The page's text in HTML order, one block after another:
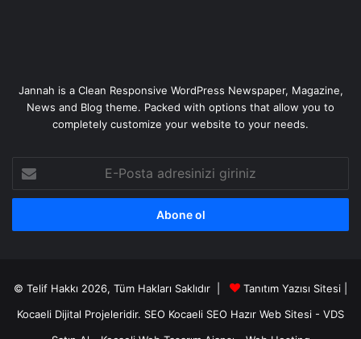
Jannah is a Clean Responsive WordPress Newspaper, Magazine,
News and Blog theme. Packed with options that allow you to
completely customize your website to your needs.
Posta
adresinizi
© Telif Hakkı 2026, Tüm Hakları Saklıdır |
Tanıtım Yazısı Sitesi |
Kocaeli Dijital Projeleridir. SEO Kocaeli SEO Hazır Web Sitesi - VDS